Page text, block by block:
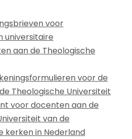
voor
universitaire
aan de Theologische
voor de
Theologische Universiteit
voor docenten aan de
van de
kerken in Nederland